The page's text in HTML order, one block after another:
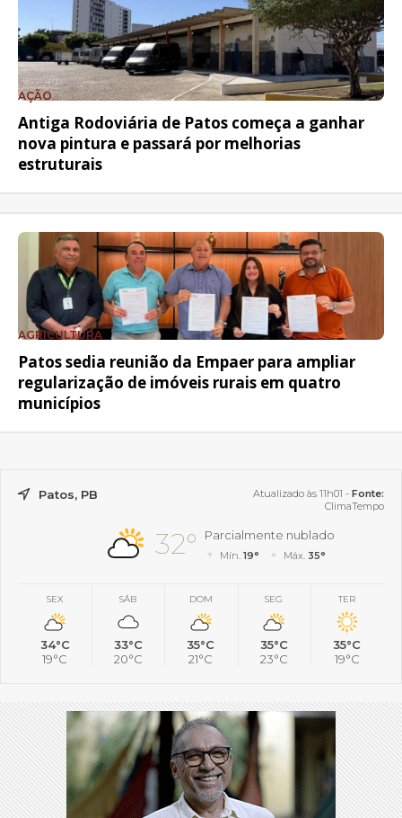
AÇÃO
Antiga Rodoviária de Patos começa a ganhar
nova pintura e passará por melhorias
estruturais
AGRICULTURA
Patos sedia reunião da Empaer para ampliar
regularização de imóveis rurais em quatro
municípios
Patos, PB Atualizado às 11h01 - Fonte:
ClimaTempo
32° Parcialmente nublado
Mín.19° Máx. 35°
SEX
34°C
19°C
SÁB
33°C
20°C
DOM
35°C
21°C
SEG
35°C
23°C
TER
35°C
19°C